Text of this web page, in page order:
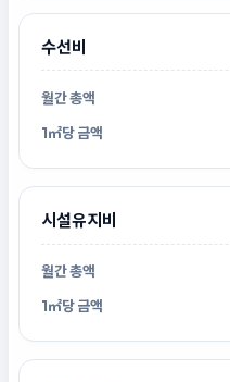
수선비
시설유지비